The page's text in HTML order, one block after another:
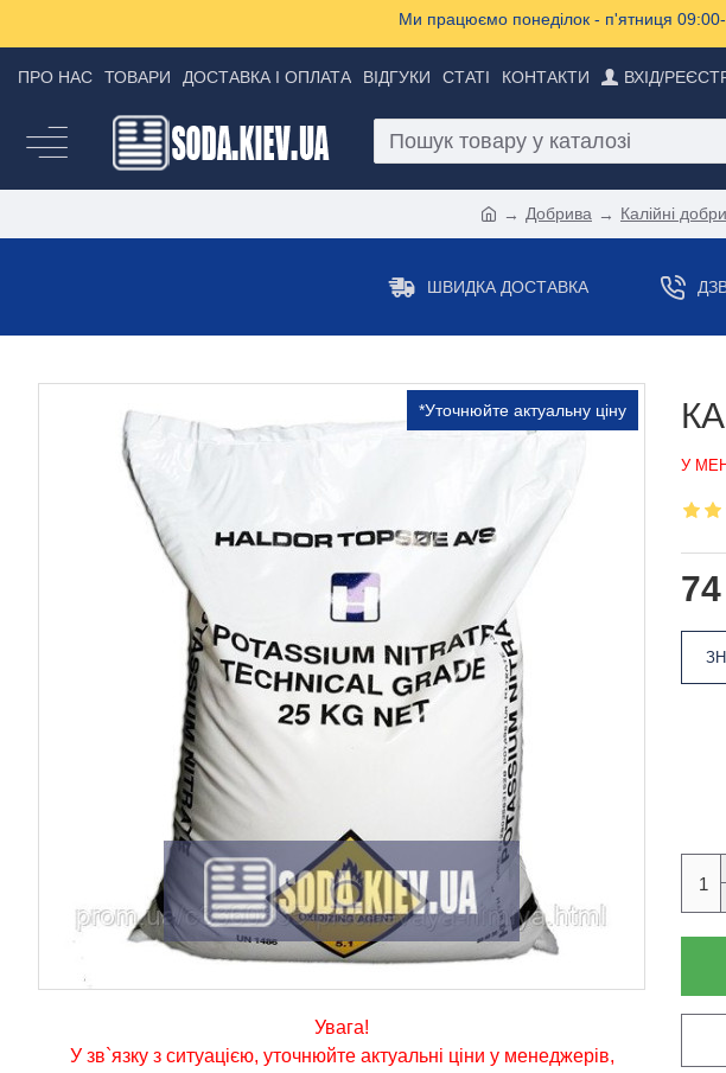
Ми працюємо понеділок - п'ятниця
ПРО НАС ТОВАРИ ДОСТАВКА І ОПЛАТА ВІДГУКИ СТАТІ КОНТАКТИ ВХІД/
Добрива Калійні
ШВИДКА ДОСТАВКА
*Уточнюйте актуальну ціну
Увага!
У зв`язку з ситуацією, уточнюйте актуальні ціни у менеджерів,
У